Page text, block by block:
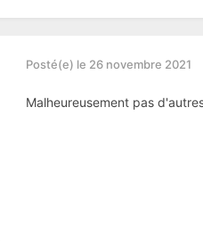
Posté(e) le 26 novembre 2021
Malheureusement pas